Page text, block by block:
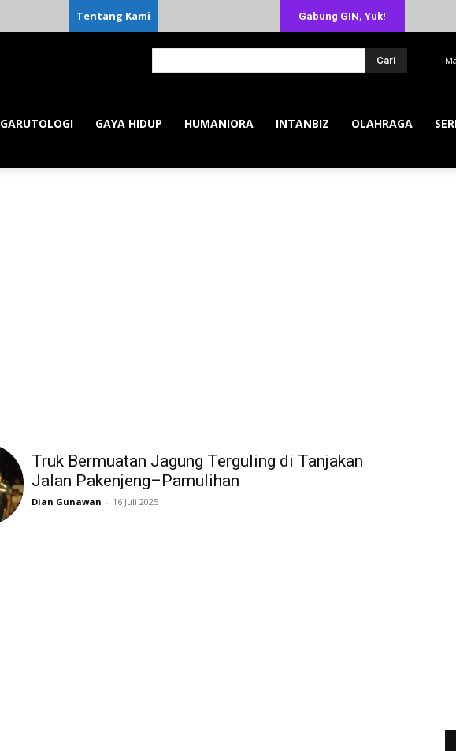
Tentang Kami Gabung GIN, Yuk!
Cari
GARUTOLOGI GAYA HIDUP HUMANIORA INTANBIZ OLAHRAGA
Truk Bermuatan Jagung Terguling di Tanjakan
Jalan Pakenjeng–Pamulihan
Dian Gunawan - 16 Juli 2025